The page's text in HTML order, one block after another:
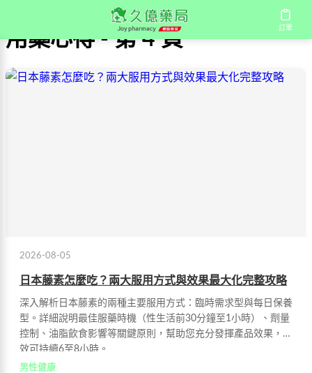
訂單
用藥心得 - 第 4 頁
2026-08-05
日本藤素怎麼吃？兩大服用方式與效果最大化完整攻略
深入解析日本藤素的兩種主要服用方式：臨時需求型與每日保養
型。詳細說明最佳服藥時機（性生活前30分鐘至1小時）、劑量
控制、油脂飲食影響等關鍵原則，幫助您充分發揮產品效果，藥
效可持續6至8小時。
男性健康